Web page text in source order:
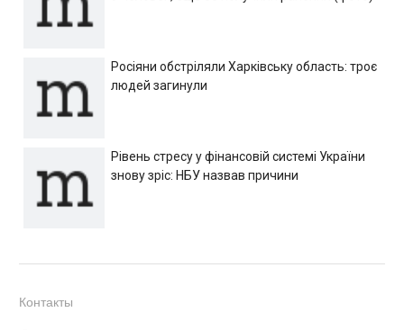
Росіяни обстріляли Харківську область: троє
людей загинули
Рівень стресу у фінансовій системі України
знову зріс: НБУ назвав причини
Контакты